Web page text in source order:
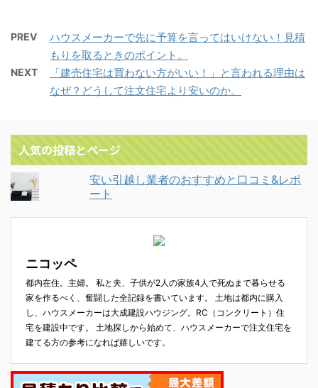
PREV
ハウスメーカーで先に予算を言ってはいけない！見積
もりを取るときのポイント。
NEXT
「建売住宅は買わない方がいい！」と言われる理由は
なぜ？どうして注文住宅より安いのか。
人気の投稿とページ
安い引越し業者のおすすめと口コミ&レポ
ート
ニコッペ
都内在住。主婦。 私と夫、子供が2人の家族4人で死ぬまで暮らせる
家を作るべく、奮闘した全記録を書いています。 土地は都内に購入
し、ハウスメーカーは大成建設ハウジング。RC（コンクリート）住
宅を建設中です。 土地探しから始めて、ハウスメーカーで注文住宅を
建てる方の参考になれば嬉しいです。